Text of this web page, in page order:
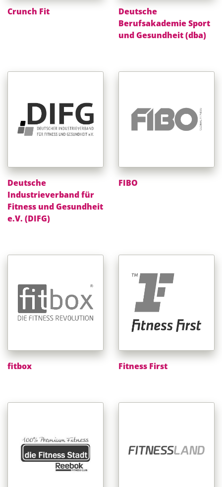
Crunch Fit
Deutsche
Berufsakademie Sport
und Gesundheit (dba)
Deutsche
Industrieverband für
Fitness und Gesundheit
e.V. (DIFG)
FIBO
fitbox Fitness First